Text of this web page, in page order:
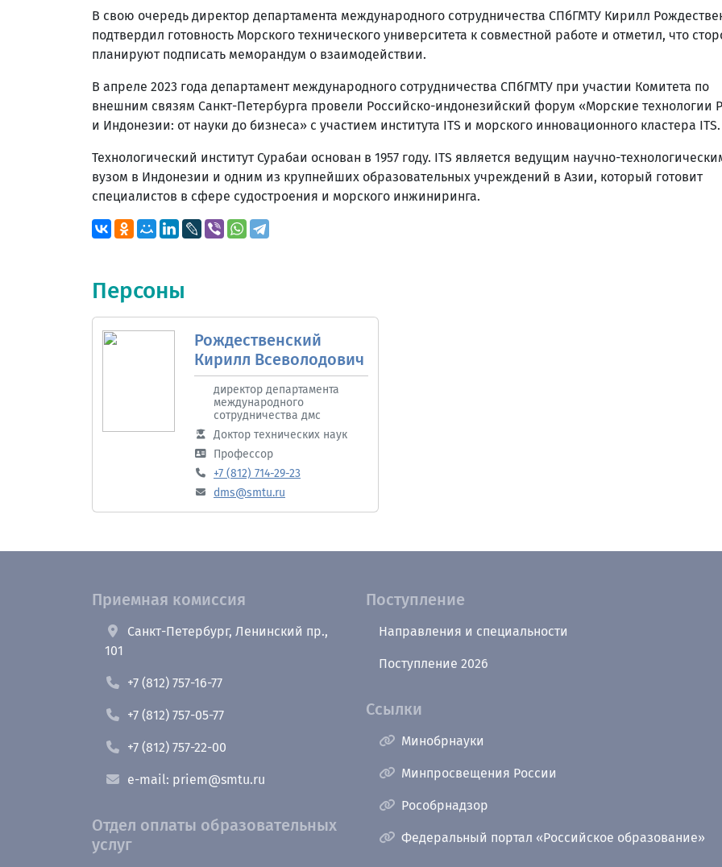
В свою очередь директор департамента международного сотрудничества СПбГМТУ Кирилл
подтвердил готовность Морского технического университета к совместной работе и отметил, что
планируют подписать меморандум о взаимодействии.
В апреле 2023 года департамент международного сотрудничества СПбГМТУ при участии Комитета по
внешним связям Санкт-Петербурга провели Российско-индонезийский форум «Морские технологии
и Индонезии: от науки до бизнеса» с участием института ITS и морского инновационного кластера ITS.
Технологический институт Сурабаи основан в 1957 году. ITS является ведущим научно-
вузом в Индонезии и одним из крупнейших образовательных учреждений в Азии, который готовит
специалистов в сфере судостроения и морского инжиниринга.
Персоны
Рождественский
Кирилл Всеволодович
директор департамента
международного
сотрудничества дмс
Доктор технических наук
Профессор
+7 (812) 714-29-23
dms@smtu.ru
Приемная комиссия
Санкт-Петербург, Ленинский пр.,
101
+7 (812) 757-16-77
+7 (812) 757-05-77
+7 (812) 757-22-00
e-mail: priem@smtu.ru
Отдел оплаты образовательных
услуг
Поступление
Направления и специальности
Поступление 2026
Ссылки
Минобрнауки
Минпросвещения России
Рособрнадзор
Федеральный портал «Российское образование»